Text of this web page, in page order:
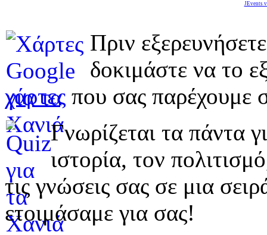
JEvents
Πριν
δοκιμάστε να το
χάρτες που σας παρέχουμε
Γνωρίζεται τα πάντα
ιστορία, τον
τις γνώσεις σας σε μια
ετοιμάσαμε για σας!